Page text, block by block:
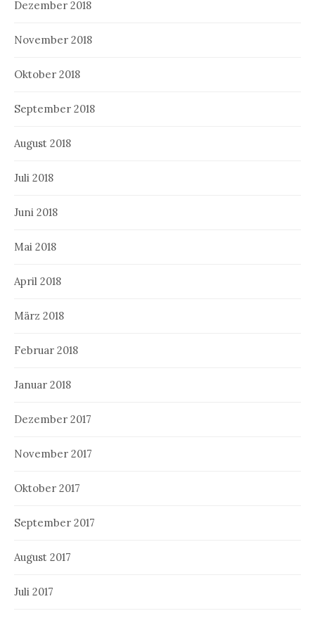
Dezember 2018
November 2018
Oktober 2018
September 2018
August 2018
Juli 2018
Juni 2018
Mai 2018
April 2018
März 2018
Februar 2018
Januar 2018
Dezember 2017
November 2017
Oktober 2017
September 2017
August 2017
Juli 2017